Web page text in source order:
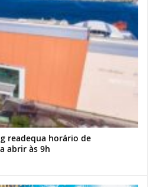
readequa horário de
abrir às 9h